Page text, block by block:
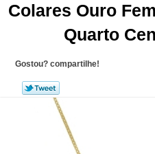
Colares Ouro
Quarto
Gostou? compartilhe!